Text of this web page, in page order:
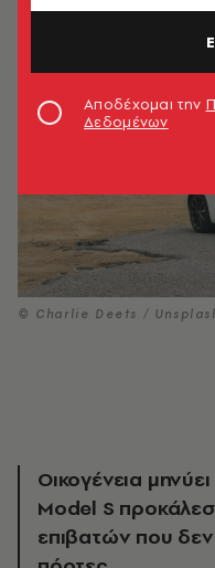
© Charlie Deets /
Οικογένεια
Model S
επιβατών που
Αποδέχομαι την
Δεδομένων